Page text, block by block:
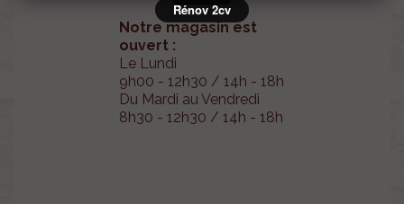
Notre magasin est
ouvert :
Le Lundi
9h00 - 12h30 / 14h - 18h
Du Mardi au Vendredi
8h30 - 12h30 / 14h - 18h
Rénov 2cv